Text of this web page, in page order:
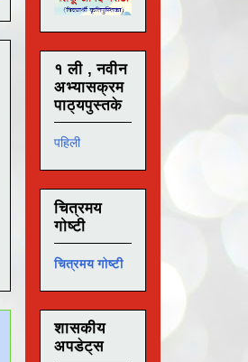
१ ली , नवीन
अभ्यासक्रम
पाठ्यपुस्तके
पहिली
चित्रमय
गोष्टी
चित्रमय गोष्टी
शासकीय
अपडेट्स